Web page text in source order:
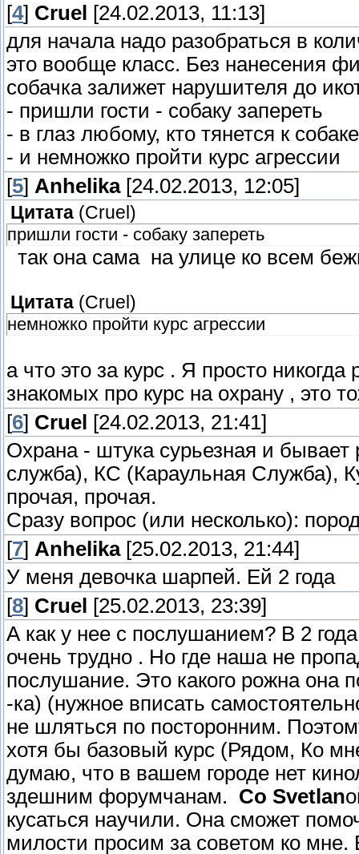
[4] Cruel [24.02.2013, 11:13]
для начала надо разобраться в
это вообще класс. Без нанесения
собачка залижет нарушителя до
- пришли гости - собаку запереть
- в глаз любому, кто тянется к собаке
- и немножко пройти курс агрессии
[5] Anhelika[24.02.2013, 12:05]
Цитата (Cruel )
пришли гости - собаку запереть
так она сама на улице ко всем
Цитата (Cruel )
немножко пройти курс агрессии
а что это за курс . Я просто
знакомых про курс на охрану , это
[6] Cruel [24.02.2013, 21:41]
Охрана - штука сурьезная и
служба), КС (Караульная Служба),
прочая, прочая.
Сразу вопрос (или несколько):
[7] Anhelika[25.02.2013, 21:44]
У меня девочка шарпей. Ей 2 года
[8] Cruel [25.02.2013, 23:39]
А как у нее с послушанием? В 2
очень трудно . Но где наша не
послушание. Это какого рожна она
-ка) (нужное вписать
не шляться по посторонним.
хотя бы базовый курс (Рядом, Ко
думаю, что в вашем городе нет
здешним форумчанам. Со Svetlan
кусаться научили. Она сможет
милости просим за советом ко